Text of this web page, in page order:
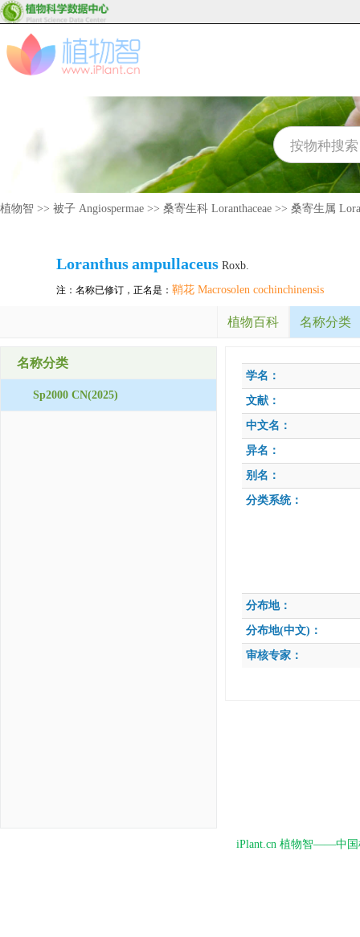
植物智 >> 被子 Angiospermae >> 桑寄生科 Loranthaceae >> 桑寄生属
Loranthusampullaceus Roxb.
注：名称已修订，正名是： 鞘花 Macrosolen cochinchinensis
植物百科 名称分类
名称分类
Sp2000 CN(2025)
学名：
文献：
中文名：
异名：
别名：
分类系统：
分布地：
分布地(中文)：
审核专家：
iPlant.cn 植物智——中国